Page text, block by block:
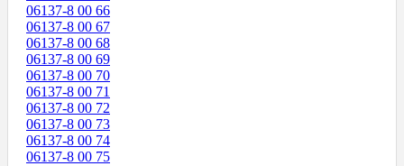
06137-8 00 66
06137-8 00 67
06137-8 00 68
06137-8 00 69
06137-8 00 70
06137-8 00 71
06137-8 00 72
06137-8 00 73
06137-8 00 74
06137-8 00 75